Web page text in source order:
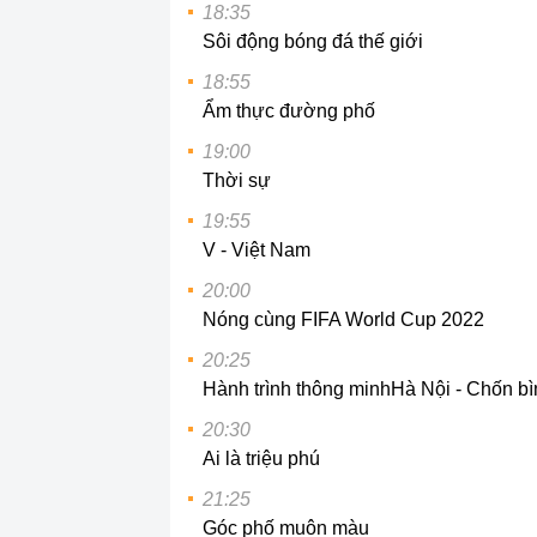
18:35
Sôi động bóng đá thế giới
18:55
Ẩm thực đường phố
19:00
Thời sự
19:55
V - Việt Nam
20:00
Nóng cùng FIFA World Cup 2022
20:25
Hành trình thông minhHà Nội - Chốn
20:30
Ai là triệu phú
21:25
Góc phố muôn màu